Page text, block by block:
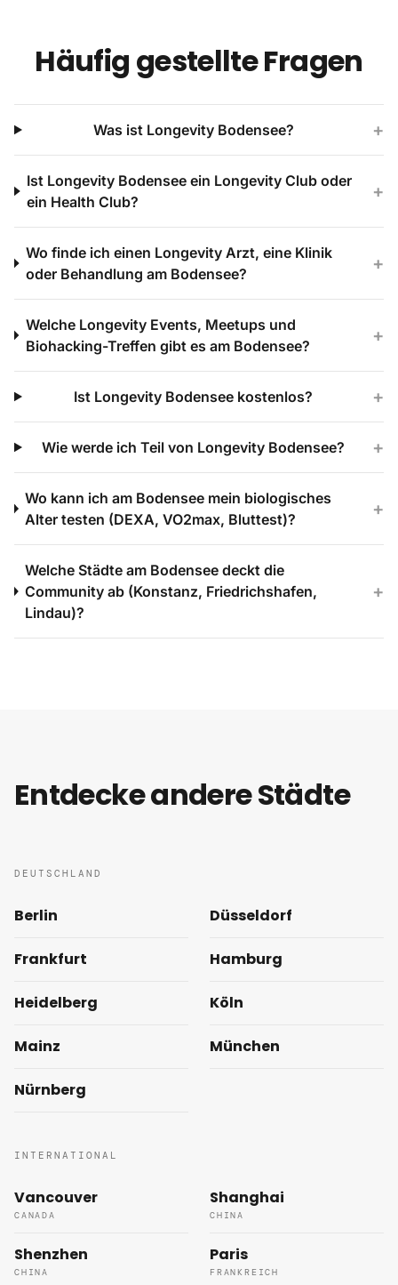
Häufig gestellte Fragen
Was ist Longevity Bodensee? +
Ist Longevity Bodensee ein Longevity Club oder
ein Health Club?
+
Wo finde ich einen Longevity Arzt, eine Klinik
oder Behandlung am Bodensee?
+
Welche Longevity Events, Meetups und
Biohacking-Treffen gibt es am Bodensee?
+
Ist Longevity Bodensee kostenlos? +
Wie werde ich Teil von Longevity Bodensee? +
Wo kann ich am Bodensee mein biologisches
Alter testen (DEXA, VO2max, Bluttest)?
+
Welche Städte am Bodensee deckt die
Community ab (Konstanz, Friedrichshafen,
Lindau)?
+
Entdecke andere Städte
DEUTSCHLAND
Berlin Düsseldorf
Frankfurt Hamburg
Heidelberg Köln
Mainz München
Nürnberg
INTERNATIONAL
Vancouver
CANADA
Shanghai
CHINA
Shenzhen
CHINA
Paris
FRANKREICH